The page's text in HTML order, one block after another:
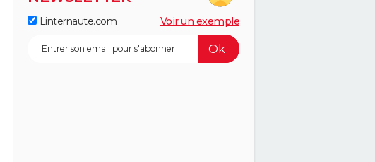
Linternaute.com Voir un exemple